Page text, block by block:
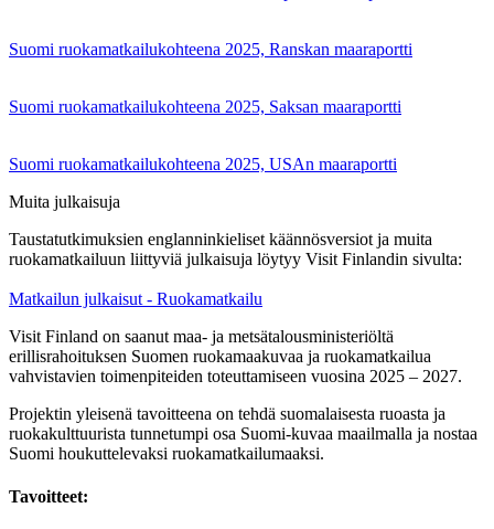
Suomi ruokamatkailukohteena 2025, Ranskan maaraportti
Suomi ruokamatkailukohteena 2025, Saksan maaraportti
Suomi ruokamatkailukohteena 2025, USAn maaraportti
Muita julkaisuja
Taustatutkimuksien englanninkieliset käännösversiot ja muita
ruokamatkailuun liittyviä julkaisuja löytyy Visit Finlandin sivulta:
Matkailun julkaisut - Ruokamatkailu
Visit Finland on saanut maa- ja metsätalousministeriöltä
erillisrahoituksen Suomen ruokamaakuvaa ja ruokamatkailua
vahvistavien toimenpiteiden toteuttamiseen vuosina 2025 – 2027.
Projektin yleisenä tavoitteena on tehdä suomalaisesta ruoasta ja
ruokakulttuurista tunnetumpi osa Suomi-kuvaa maailmalla ja nostaa
Suomi houkuttelevaksi ruokamatkailumaaksi.
Tavoitteet: